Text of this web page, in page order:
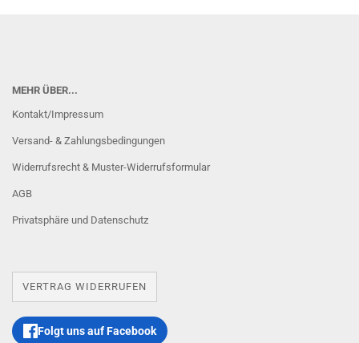
MEHR ÜBER...
Kontakt/Impressum
Versand- & Zahlungsbedingungen
Widerrufsrecht & Muster-Widerrufsformular
AGB
Privatsphäre und Datenschutz
VERTRAG WIDERRUFEN
Folgt uns auf Facebook